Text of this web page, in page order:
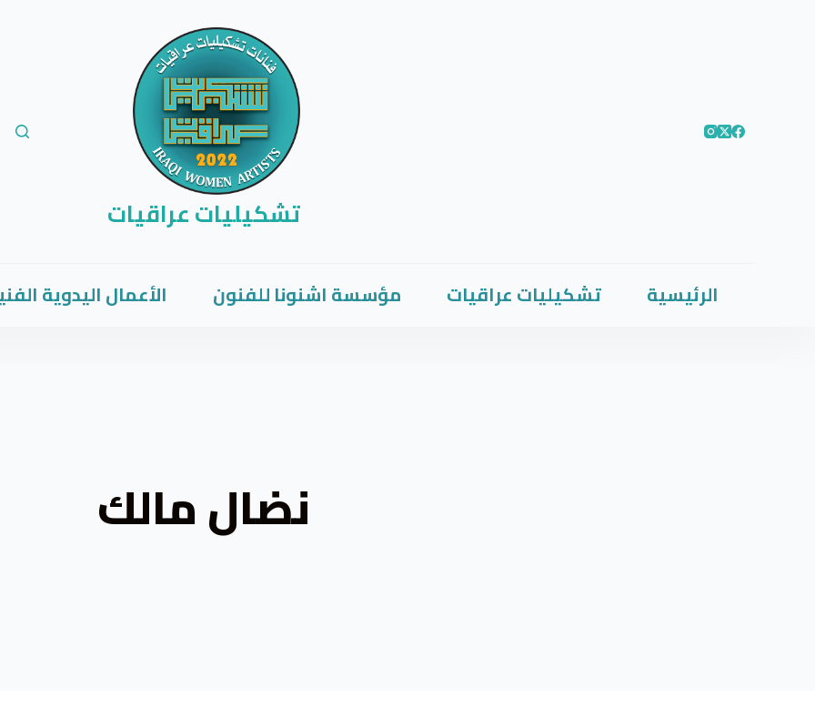
تشكيليات عراقيات
الرئيسية تشكيليات عراقيات مؤسسة اشنونا للفنون الأعمال اليدوية
نضال مالك